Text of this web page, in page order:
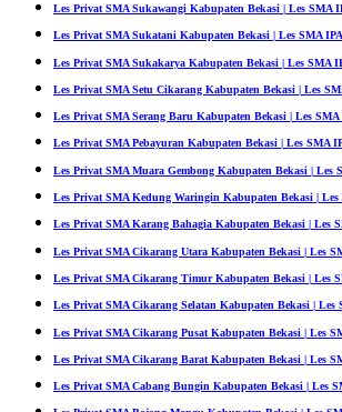
Les Privat SMA Sukawangi Kabupaten Bekasi | Les SMA
Les Privat SMA Sukatani Kabupaten Bekasi | Les SMA
Les Privat SMA Sukakarya Kabupaten Bekasi | Les SMA
Les Privat SMA Setu Cikarang Kabupaten Bekasi | Les
Les Privat SMA Serang Baru Kabupaten Bekasi | Les SMA
Les Privat SMA Pebayuran Kabupaten Bekasi | Les SMA
Les Privat SMA Muara Gembong Kabupaten Bekasi | Les
Les Privat SMA Kedung Waringin Kabupaten Bekasi |
Les Privat SMA Karang Bahagia Kabupaten Bekasi | Les
Les Privat SMA Cikarang Utara Kabupaten Bekasi | Les
Les Privat SMA Cikarang Timur Kabupaten Bekasi | Les
Les Privat SMA Cikarang Selatan Kabupaten Bekasi | Les
Les Privat SMA Cikarang Pusat Kabupaten Bekasi | Les
Les Privat SMA Cikarang Barat Kabupaten Bekasi | Les
Les Privat SMA Cabang Bungin Kabupaten Bekasi | Les